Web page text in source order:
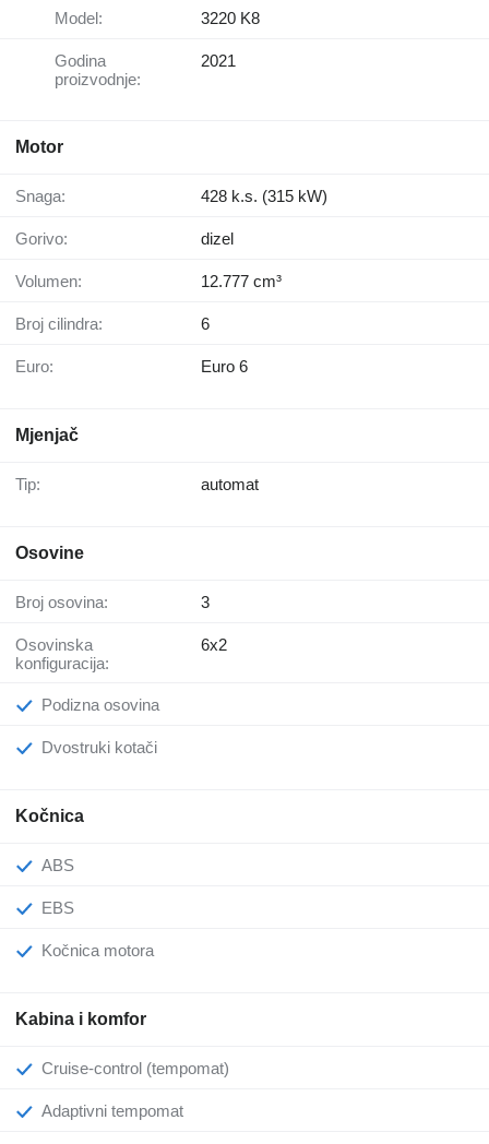
Model: 3220 K8
Godina
proizvodnje:
2021
Motor
Snaga: 428 k.s. (315 kW)
Gorivo: dizel
Volumen: 12.777 cm³
Broj cilindra: 6
Euro: Euro 6
Mjenjač
Tip: automat
Osovine
Broj osovina: 3
Osovinska
konfiguracija:
6x2
Podizna osovina
Dvostruki kotači
Kočnica
ABS
EBS
Kočnica motora
Kabina i komfor
Cruise-control (tempomat)
Adaptivni tempomat